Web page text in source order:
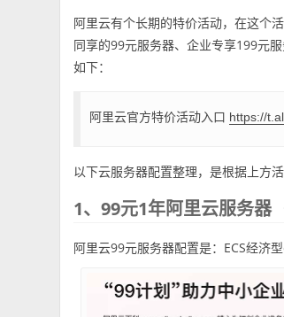
阿里云有个长期的特价活动，在这个
同享的99元服务器、企业专享199元
如下：
阿里云官方特价活动入口 https://
以下云服务器配置整理，是根据上方活
1、99元1年阿里云服务器
阿里云99元服务器配置是：ECS经济